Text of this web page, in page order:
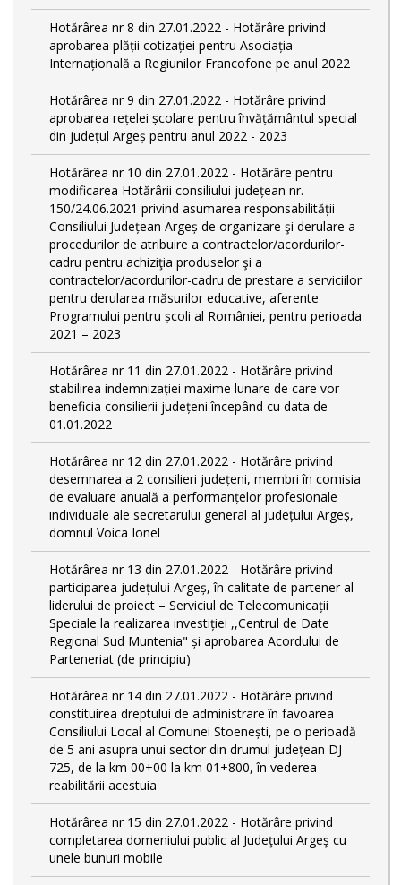
Hotărârea nr 8 din 27.01.2022 - Hotărâre privind
aprobarea plății cotizației pentru Asociația
Internațională a Regiunilor Francofone pe anul 2022
Hotărârea nr 9 din 27.01.2022 - Hotărâre privind
aprobarea rețelei școlare pentru învățământul special
din județul Argeș pentru anul 2022 - 2023
Hotărârea nr 10 din 27.01.2022 - Hotărâre pentru
modificarea Hotărârii consiliului județean nr.
150/24.06.2021 privind asumarea responsabilității
Consiliului Județean Argeș de organizare şi derulare a
procedurilor de atribuire a contractelor/acordurilor-
cadru pentru achiziţia produselor şi a
contractelor/acordurilor-cadru de prestare a serviciilor
pentru derularea măsurilor educative, aferente
Programului pentru școli al României, pentru perioada
2021 – 2023
Hotărârea nr 11 din 27.01.2022 - Hotărâre privind
stabilirea indemnizației maxime lunare de care vor
beneficia consilierii județeni începând cu data de
01.01.2022
Hotărârea nr 12 din 27.01.2022 - Hotărâre privind
desemnarea a 2 consilieri județeni, membri în comisia
de evaluare anuală a performanțelor profesionale
individuale ale secretarului general al județului Argeș,
domnul Voica Ionel
Hotărârea nr 13 din 27.01.2022 - Hotărâre privind
participarea județului Argeș, în calitate de partener al
liderului de proiect – Serviciul de Telecomunicații
Speciale la realizarea investiției ,,Centrul de Date
Regional Sud Muntenia" și aprobarea Acordului de
Parteneriat (de principiu)
Hotărârea nr 14 din 27.01.2022 - Hotărâre privind
constituirea dreptului de administrare în favoarea
Consiliului Local al Comunei Stoenești, pe o perioadă
de 5 ani asupra unui sector din drumul județean DJ
725, de la km 00+00 la km 01+800, în vederea
reabilitării acestuia
Hotărârea nr 15 din 27.01.2022 - Hotărâre privind
completarea domeniului public al Judeţului Argeş cu
unele bunuri mobile